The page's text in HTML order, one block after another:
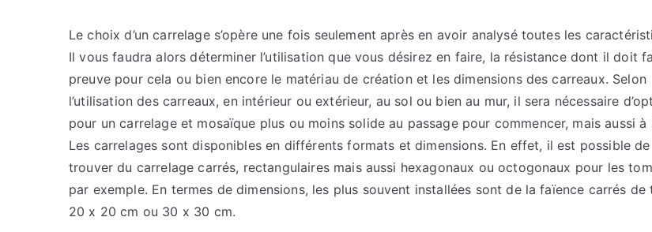
moment
entreprise
Aubenas
Le choix d’un carrelage s’opère une fois seulement après en avoir analysé toutes les
Il vous faudra alors déterminer l’utilisation que vous désirez en faire, la résistance dont il doit
preuve pour cela ou bien encore le matériau de création et les dimensions des carreaux. Selon
l’utilisation des carreaux, en intérieur ou extérieur, au sol ou bien au mur, il sera nécessaire
pour un carrelage et mosaïque plus ou moins solide au passage pour commencer, mais aussi à
Les carrelages sont disponibles en différents formats et dimensions. En effet, il est possible de
trouver du carrelage carrés, rectangulaires mais aussi hexagonaux ou octogonaux pour les
par exemple. En termes de dimensions, les plus souvent installées sont de la faïence carrés de
20 x 20 cm ou 30 x 30 cm.